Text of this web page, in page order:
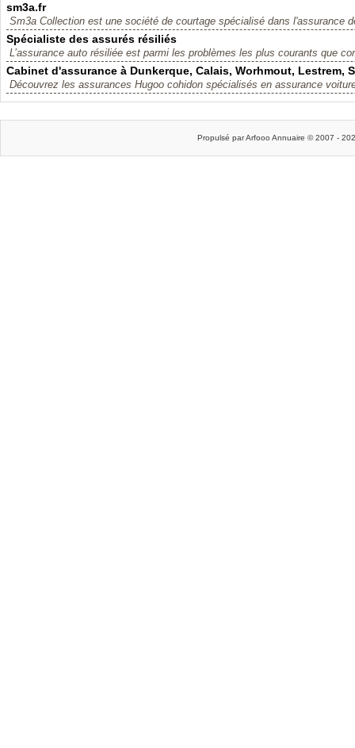
sm3a.fr
Sm3a Collection est une société de courtage spécialisé dans l'assurance
Spécialiste des assurés résiliés
L’assurance auto résiliée est parmi les problèmes les plus courants que
Cabinet d'assurance à Dunkerque, Calais, Worhmout, Lestrem,
Découvrez les assurances Hugoo cohidon spécialisés en assurance
Propulsé par Arfooo Annuaire © 2007 -